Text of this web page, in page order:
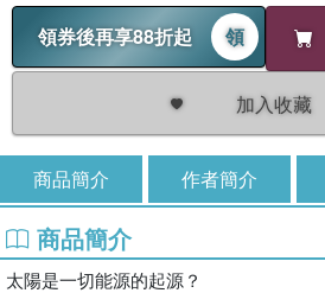
領券後再享88折起
領
加入收藏
商品簡介 作者簡介
商品簡介
太陽是一切能源的起源？